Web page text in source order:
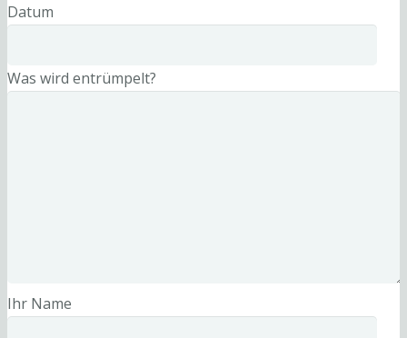
Datum
Was wird entrümpelt?
Ihr Name